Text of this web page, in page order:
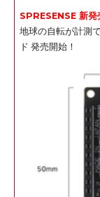
SPRESENSE 新発
地球の自転が計測
ド 発売開始！